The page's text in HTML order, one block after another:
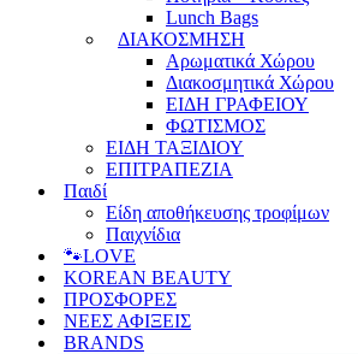
Lunch Bags
ΔΙΑΚΟΣΜΗΣΗ
Αρωματικά Χώρου
Διακοσμητικά Χώρου
ΕΙΔΗ ΓΡΑΦΕΙΟΥ
ΦΩΤΙΣΜΟΣ
ΕΙΔΗ ΤΑΞΙΔΙΟΥ
ΕΠΙΤΡΑΠΕΖΙΑ
Παιδί
Είδη αποθήκευσης τροφίμων
Παιχνίδια
🐾LOVE
KOREAN BEAUTY
ΠΡΟΣΦΟΡΕΣ
ΝΕΕΣ ΑΦΙΞΕΙΣ
BRANDS